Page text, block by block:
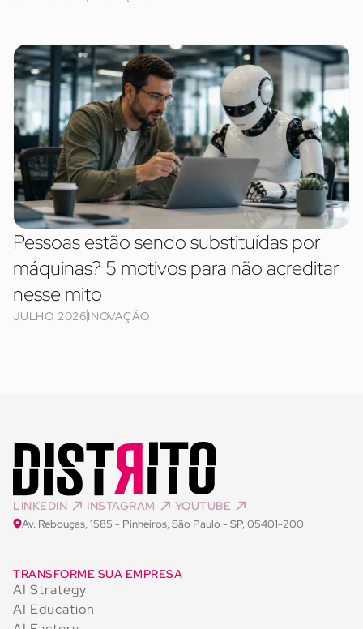
Pessoas estão sendo substituídas por
máquinas? 5 motivos para não acreditar
nesse mito
JULHO 2026INOVAÇÃO
LINKEDIN INSTAGRAM YOUTUBE
Av. Rebouças, 1585 - Pinheiros, São Paulo - SP, 05401-200
TRANSFORME SUA EMPRESA
AI Strategy
AI Education